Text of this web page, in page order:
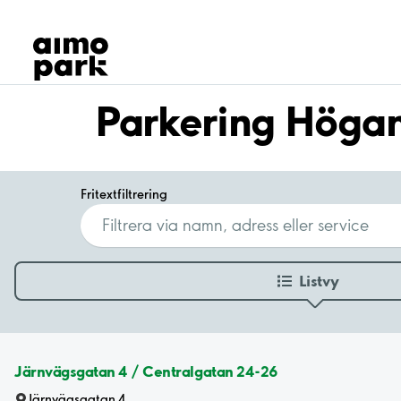
Hitta parkering
Samarbete
Kundservice
Om Aimo Park
Parkering
Fritextfiltrering
Listvy
Järnvägsgatan 4 / Centralgatan 24-26